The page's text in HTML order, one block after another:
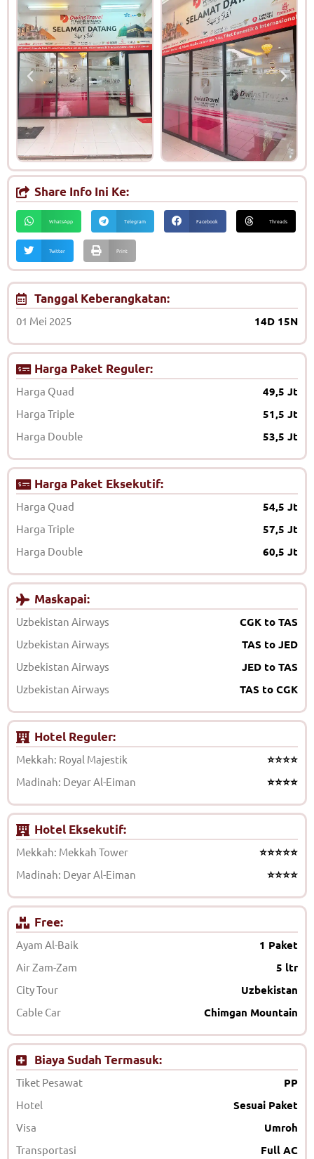
Share Info Ini Ke:
WhatsApp Telegram Facebook Threads
Twitter Print
Tanggal Keberangkatan:
01 Mei 2025 14D 15N
Harga Paket Reguler:
Harga Quad 49,5 Jt
Harga Triple 51,5 Jt
Harga Double 53,5 Jt
Harga Paket Eksekutif:
Harga Quad 54,5 Jt
Harga Triple 57,5 Jt
Harga Double 60,5 Jt
Maskapai:
Uzbekistan Airways CGK to TAS
Uzbekistan Airways TAS to JED
Uzbekistan Airways JED to TAS
Uzbekistan Airways TAS to CGK
Hotel Reguler:
Mekkah: Royal Majestik ⭐⭐⭐⭐
Madinah: Deyar Al-Eiman ⭐⭐⭐⭐
Hotel Eksekutif:
Mekkah: Mekkah Tower ⭐⭐⭐⭐⭐
Madinah: Deyar Al-Eiman ⭐⭐⭐⭐
Free:
Ayam Al-Baik 1 Paket
Air Zam-Zam 5 ltr
City Tour Uzbekistan
Cable Car Chimgan Mountain
Biaya Sudah Termasuk:
Tiket Pesawat PP
Hotel Sesuai Paket
Visa Umroh
Transportasi Full AC